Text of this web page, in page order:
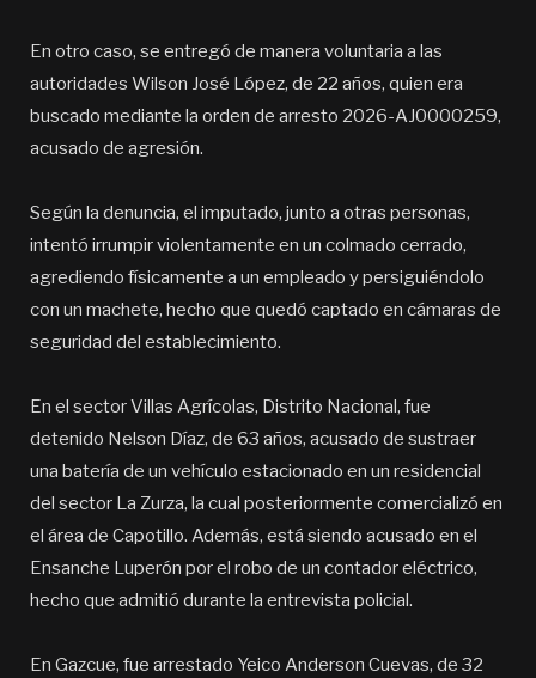
En otro caso, se entregó de manera voluntaria a las
autoridades Wilson José López, de 22 años, quien era
buscado mediante la orden de arresto 2026-AJ0000259,
acusado de agresión.
Según la denuncia, el imputado, junto a otras personas,
intentó irrumpir violentamente en un colmado cerrado,
agrediendo físicamente a un empleado y persiguiéndolo
con un machete, hecho que quedó captado en cámaras de
seguridad del establecimiento.
En el sector Villas Agrícolas, Distrito Nacional, fue
detenido Nelson Díaz, de 63 años, acusado de sustraer
una batería de un vehículo estacionado en un residencial
del sector La Zurza, la cual posteriormente comercializó en
el área de Capotillo. Además, está siendo acusado en el
Ensanche Luperón por el robo de un contador eléctrico,
hecho que admitió durante la entrevista policial.
En Gazcue, fue arrestado Yeico Anderson Cuevas, de 32